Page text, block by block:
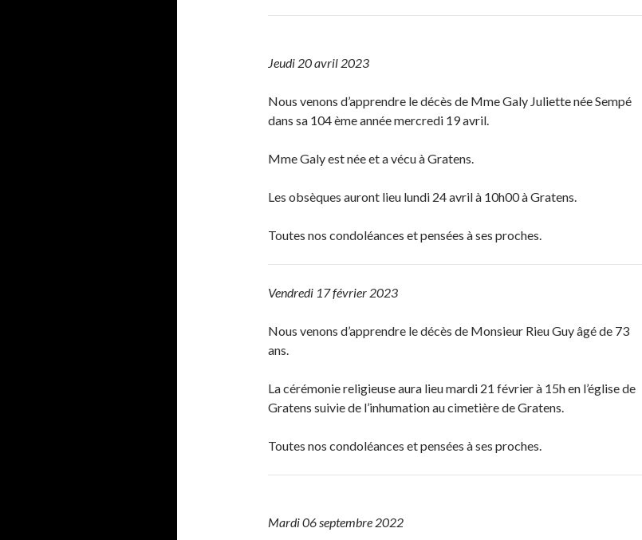
Jeudi 20 avril 2023
Nous venons d’apprendre le décès de Mme Galy Juliette née Sempé
dans sa 104 ème année mercredi 19 avril.
Mme Galy est née et a vécu à Gratens.
Les obsèques auront lieu lundi 24 avril à 10h00 à Gratens.
Toutes nos condoléances et pensées à ses proches.
Vendredi 17 février 2023
Nous venons d’apprendre le décès de Monsieur Rieu Guy âgé de 73
ans.
La cérémonie religieuse aura lieu mardi 21 février à 15h en l’église de
Gratens suivie de l’inhumation au cimetière de Gratens.
Toutes nos condoléances et pensées à ses proches.
Mardi 06 septembre 2022